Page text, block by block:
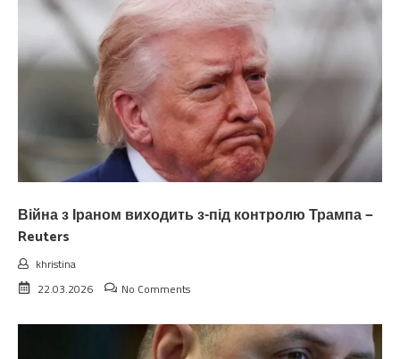
Війна з Іраном виходить з-під контролю Трампа —
Reuters
khristina
22.03.2026
No Comments